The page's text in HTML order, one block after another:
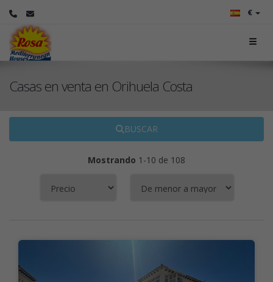
€
Casas en venta en Orihuela Costa
BUSCAR
Mostrando 1-10 de 108